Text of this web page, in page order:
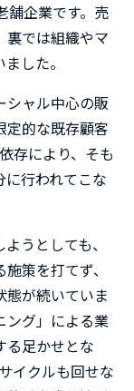
舗企業です。売
裏では組織やマ
した。
シャル中心の販
定的な既存顧客
存により、そも
行われてこな
うとしても、
策を打てず、
が続いていま
ング」による業
る足かせとな
イクルも回せな